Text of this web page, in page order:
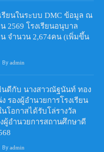
ยนในระบบ DMC ข้อมูล ณ
2569 โรงเรียนอนุบาล
จำนวน 2,674คน (เพิ่มขึ้น
By admin
ดีกับ นางสาวณัฐนันท์ ทอง
รองผู้อำนวยการโรงเรียน
โอกาสได้รับโล่รางวัล
ผู้อำนวยการสถานศึกษาดี
By admin